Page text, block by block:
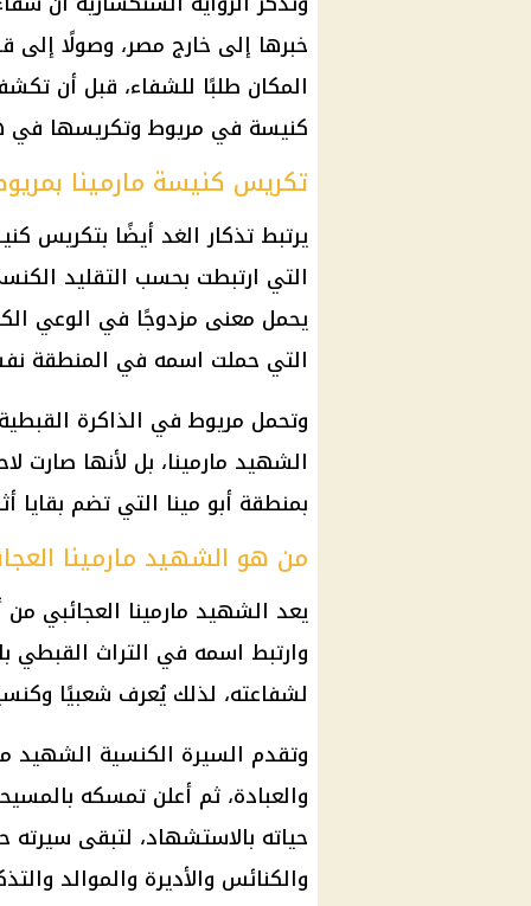
خبرها إلى خارج مصر، وصولًا إلى
المكان طلبًا للشفاء، قبل أن
كنيسة في مريوط وتكريسها في
تكريس كنيسة مارمينا
يرتبط تذكار الغد أيضًا بتكريس
التي ارتبطت بحسب التقليد
يحمل معنى مزدوجًا في الوعي
التي حملت اسمه في المنطقة
وتحمل مريوط في الذاكرة
الشهيد مارمينا، بل لأنها صارت
بمنطقة أبو مينا التي تضم بقايا
من هو الشهيد مارمينا
يعد الشهيد مارمينا العجائبي
وارتبط اسمه في التراث القبطي
لشفاعته، لذلك يُعرف شعبيًا
وتقدم السيرة الكنسية الشهيد
والعبادة، ثم أعلن تمسكه
حياته بالاستشهاد، لتبقى سيرته
والكنائس والأديرة والموالد